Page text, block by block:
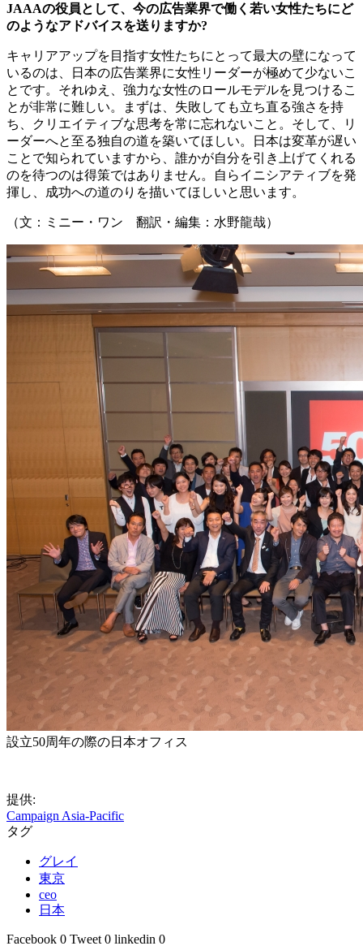
JAAAの役員として、今の広告業界で働く若い女性たちにど
のようなアドバイスを送りますか?
キャリアアップを目指す女性たちにとって最大の壁になって
いるのは、日本の広告業界に女性リーダーが極めて少ないこ
とです。それゆえ、強力な女性のロールモデルを見つけるこ
とが非常に難しい。まずは、失敗しても立ち直る強さを持
ち、クリエイティブな思考を常に忘れないこと。そして、リ
ーダーへと至る独自の道を築いてほしい。日本は変革が遅い
ことで知られていますから、誰かが自分を引き上げてくれる
のを待つのは得策ではありません。自らイニシアティブを発
揮し、成功への道のりを描いてほしいと思います。
（文：ミニー・ワン 翻訳・編集：水野龍哉）
設立50周年の際の日本オフィス
提供:
Campaign Asia-Pacific
タグ
グレイ
東京
ceo
日本
Facebook 0 Tweet 0 linkedin 0